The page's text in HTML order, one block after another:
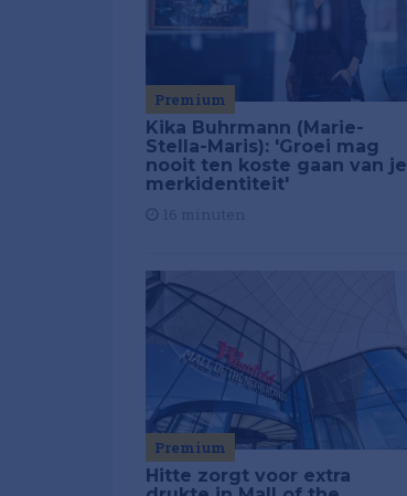
Premium
Kika Buhrmann (Marie-
Stella-Maris): 'Groei mag
nooit ten koste gaan van je
merkidentiteit'
Premium
Hitte zorgt voor extra